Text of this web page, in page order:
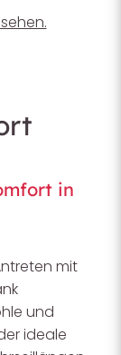
in
mit
und
ideale